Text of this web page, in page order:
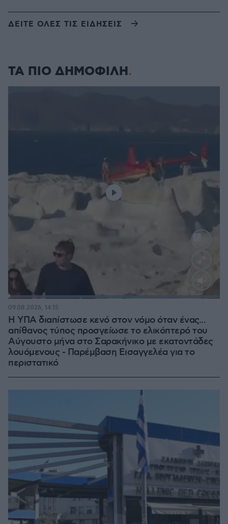
ΔΕΙΤΕ ΟΛΕΣ ΤΙΣ ΕΙΔΗΣΕΙΣ
ΤΑ ΠΙΟ ΔΗΜΟΦΙΛΗ
:
Η ΥΠΑ διαπίστωσε κενό στον νόμο όταν ένας...
απίθανος τύπος προσγείωσε το ελικόπτερό του
Αύγουστο μήνα στο Σαρακήνικο με εκατοντάδες
λουόμενους - Παρέμβαση Εισαγγελέα για το
περιστατικό
09.08.2026, 14:15